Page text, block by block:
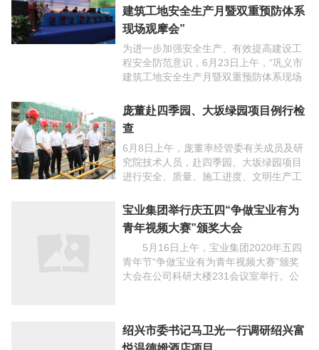
建筑工地安全生产月暨双重预防体系
现场观摩会”
为进一步加强安全生产、有效提高建设工
程安全防范意识，6月23日上午，“巩义市
建筑工地安全生产月暨双重预防体系现场
樾门第项目隆重召开。巩义市副市长杨红
伟、住建局党组 ...
庞董赴四季园、大坂绿园项目例行检
查
6月8日上午，庞董率经管委有关成员及研
究院技术人员，赴四季园、大坂绿园项目
进行安全、质量、施工进度、文明生产工
台、进地下室，对项目基坑支护、模板支
护、钢筋绑扎、设计 ...
宝业集团举行庆五四“争做宝业有为
青年视频大赛”颁奖大会
5月16日上午，宝业集团2020年五四
青年节“争做宝业有为青年视频大赛”颁奖
大会在公司科研大楼231会议室举行。公
悦温德姆酒店项目
5月11日上午，绍兴市委书记马卫光莅临